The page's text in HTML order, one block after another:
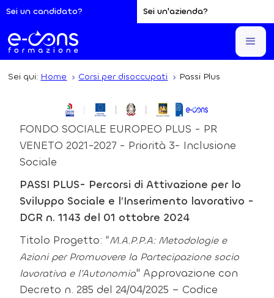
Sei un candidato? Sei un'azienda?
Sei qui: Home Corsi per disoccupati Passi Plus
FONDO SOCIALE EUROPEO PLUS - PR
VENETO 2021-2027 - Priorità 3- Inclusione
Sociale
PASSI PLUS- Percorsi di Attivazione per lo
Sviluppo Sociale e l’Inserimento lavorativo -
DGR n. 1143 del 01 ottobre 2024
Titolo Progetto: “M.A.P.P.A: Metodologie e
Azioni per Promuovere la Partecipazione socio
lavorativa e l’Autonomia" Approvazione con
Decreto n. 285 del 24/04/2025 – Codice